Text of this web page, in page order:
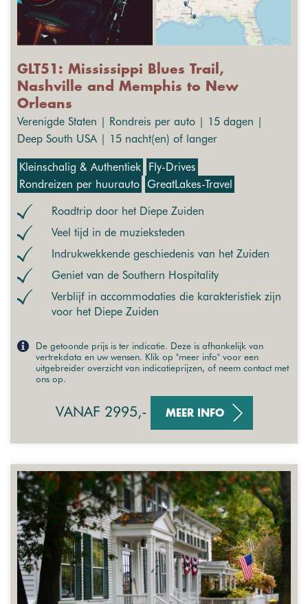
GLT51: Mississippi Blues Trail,
Nashville and Memphis to New
Orleans
Verenigde Staten | Rondreis per auto | 15 dagen |
Deep South USA | 15 nacht(en) of langer
Kleinschalig & Authentiek
Fly-Drives
Rondreizen per huurauto GreatLakes-Travel
Roadtrip door het Diepe Zuiden
Veel tijd in de muzieksteden
Indrukwekkende geschiedenis van het Zuiden
Geniet van de Southern Hospitality
Verblijf in accommodaties die karakteristiek zijn
voor het Diepe Zuiden
De getoonde prijs is ter indicatie. Deze is afhankelijk van
vertrekdata en uw wensen. Klik op "meer info" voor een
uitgebreider overzicht van indicatieprijzen, of neem contact met
ons op.
VANAF 2995,- MEER INFO